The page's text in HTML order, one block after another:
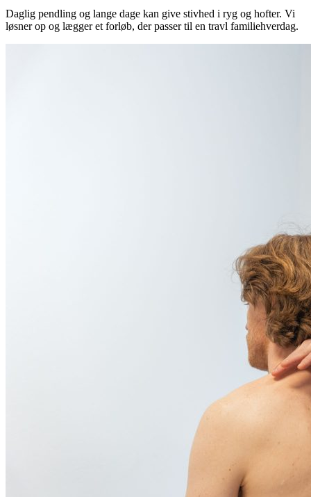
Daglig pendling og lange dage kan give stivhed i ryg og hofter. Vi
løsner op og lægger et forløb, der passer til en travl familiehverdag.